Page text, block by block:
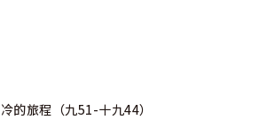
的旅程（九51-十九44）